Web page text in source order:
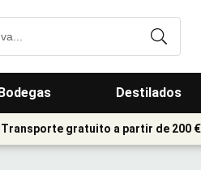
Destilados
Transporte gratuito a partir de 200 €